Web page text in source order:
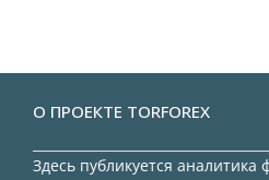
О ПРОЕКТЕ TORFOREX
Здесь публикуется